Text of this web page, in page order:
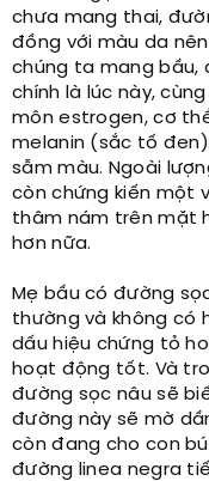
chưa mang thai,
đồng với màu da
chúng ta mang bầu,
chính là lúc này,
môn estrogen, cơ
melanin (sắc tố
sẫm màu. Ngoài
còn chứng kiến một
thâm nám trên mặt
hơn nữa.
Mẹ bầu có đường
thường và không có
dấu hiệu chứng tỏ
hoạt động tốt. Và
đường sọc nâu sẽ
đường này sẽ mờ
còn đang cho con
đường linea negra